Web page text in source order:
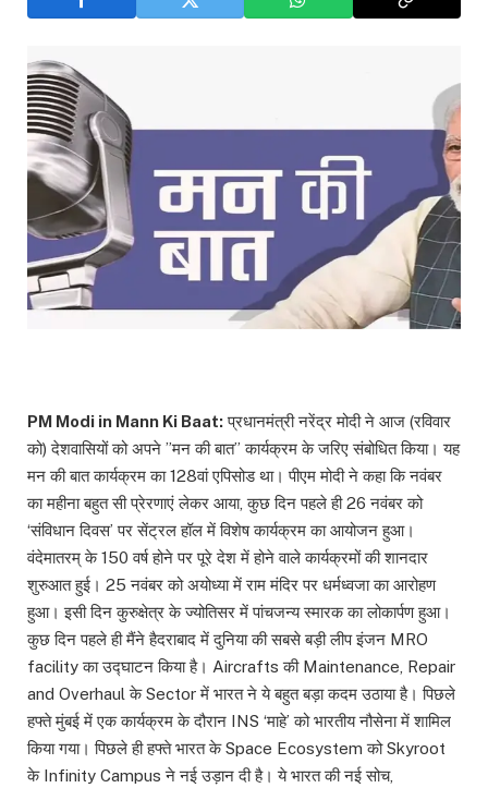
PM Modi in Mann Ki Baat:प्रधानमंत्री नरेंद्र मोदी ने आज (रविवार
को) देशवासियों को अपने ”मन की बात” कार्यक्रम के जरिए संबोधित किया। यह
मन की बात कार्यक्रम का 128वां एपिसोड था। पीएम मोदी ने कहा कि नवंबर
का महीना बहुत सी प्रेरणाएं लेकर आया, कुछ दिन पहले ही 26 नवंबर को
‘संविधान दिवस’ पर सेंट्रल हॉल में विशेष कार्यक्रम का आयोजन हुआ।
वंदेमातरम् के 150 वर्ष होने पर पूरे देश में होने वाले कार्यक्रमों की शानदार
शुरुआत हुई। 25 नवंबर को अयोध्या में राम मंदिर पर धर्मध्वजा का आरोहण
हुआ। इसी दिन कुरुक्षेत्र के ज्योतिसर में पांचजन्य स्मारक का लोकार्पण हुआ।
कुछ दिन पहले ही मैंने हैदराबाद में दुनिया की सबसे बड़ी लीप इंजन MRO
facility का उद्घाटन किया है। Aircrafts की Maintenance, Repair
and Overhaul के Sector में भारत ने ये बहुत बड़ा कदम उठाया है। पिछले
हफ्ते मुंबई में एक कार्यक्रम के दौरान INS ‘माहे’ को भारतीय नौसेना में शामिल
किया गया। पिछले ही हफ्ते भारत के Space Ecosystem को Skyroot
के Infinity Campus ने नई उड़ान दी है। ये भारत की नई सोच,